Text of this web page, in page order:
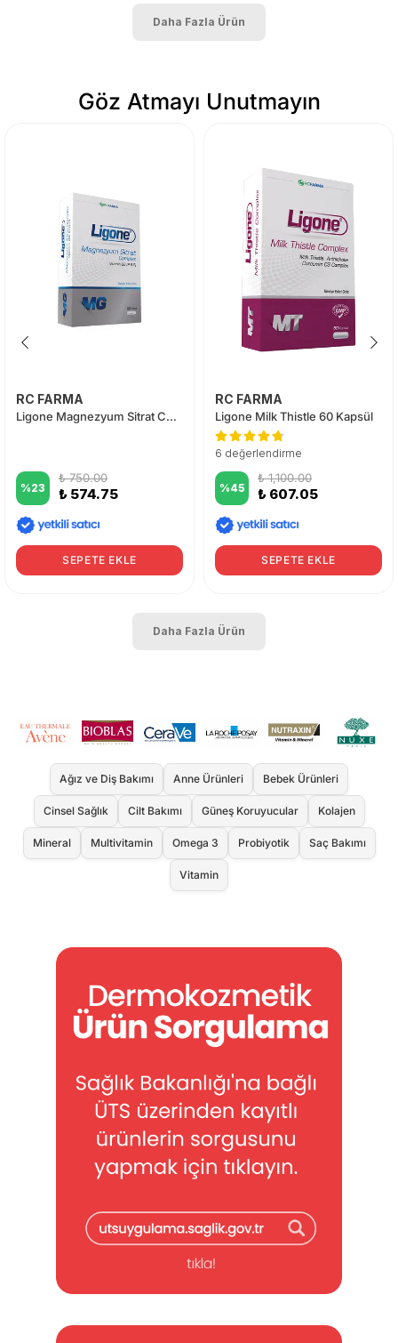
Daha Fazla Ürün
Göz Atmayı Unutmayın
RC FARMA
Ligone Magnezyum Sitrat Complex 60 Tablet
%23
₺ 750.00
₺ 574.75
SEPETE EKLE
RC FARMA
Ligone Milk Thistle 60 Kapsül
6 değerlendirme
%45
₺ 1,100.00
₺ 607.05
SEPETE EKLE
Daha Fazla Ürün
Ağız ve Diş Bakımı Anne Ürünleri Bebek Ürünleri
Cinsel Sağlık Cilt Bakımı Güneş Koruyucular Kolajen
Mineral Multivitamin Omega 3 Probiyotik Saç Bakımı
Vitamin